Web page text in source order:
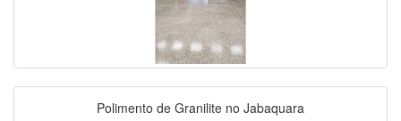
Polimento de Granilite no Jabaquara